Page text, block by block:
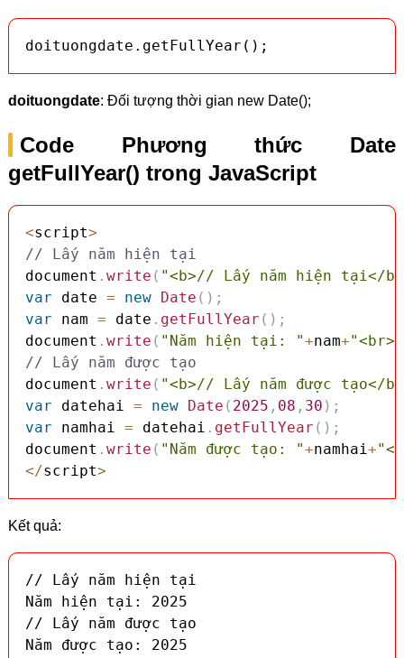
doituongdate.getFullYear();
doituongdate: Đối tượng thời gian new Date();
Code Phương thức Date
getFullYear() trong JavaScript
<script>
// Lấy năm hiện tại
document . write ( "<b>// Lấy năm hiện tại</
var date = new Date ( ) ;
var nam = date . getFullYear ( ) ;
document . write ( "Năm hiện tại: "+nam+"<br>"
// Lấy năm được tạo
document . write ( "<b>// Lấy năm được tạo</
var datehai = new Date ( 2025 , 08 , 30 ) ;
var namhai = datehai . getFullYear ( ) ;
document . write ( "Năm được tạo: "+namhai+
</script>
Kết quả:
// Lấy năm hiện tại
Năm hiện tại: 2025
// Lấy năm được tạo
Năm được tạo: 2025